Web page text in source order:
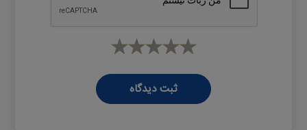
ثبت دیدگاه